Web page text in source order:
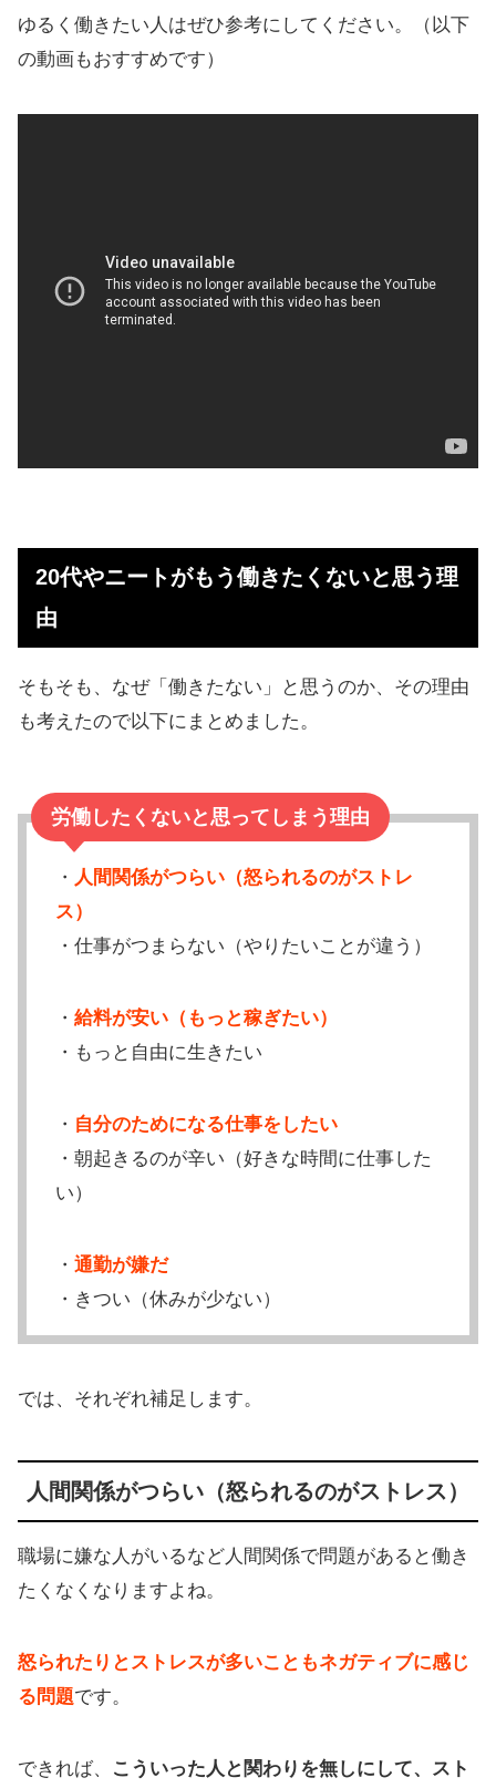
ゆるく働きたい人はぜひ参考にしてください。（以下
の動画もおすすめです）
20代やニートがもう働きたくないと思う理
由
そもそも、なぜ「働きたない」と思うのか、その理由
も考えたので以下にまとめました。
労働したくないと思ってしまう理由
・ 人間関係がつらい（怒られるのがストレ
ス）
・仕事がつまらない（やりたいことが違う）
・ 給料が安い（もっと稼ぎたい）
・もっと自由に生きたい
・ 自分のためになる仕事をしたい
・朝起きるのが辛い（好きな時間に仕事した
い）
・ 通勤が嫌だ
・きつい（休みが少ない）
では、それぞれ補足します。
人間関係がつらい（怒られるのがストレス）
職場に嫌な人がいるなど人間関係で問題があると働き
たくなくなりますよね。
怒られたりとストレスが多いこともネガティブに感じ
る問題です。
できれば、
こういった人と関わりを無しにして、スト